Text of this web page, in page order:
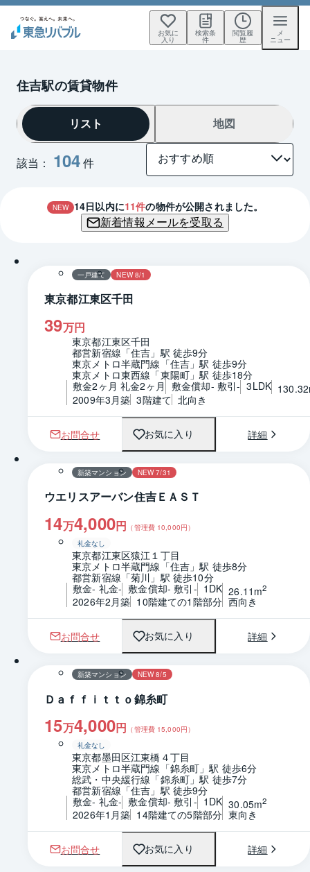
お気に
入り
検索条
件
閲覧履
歴
メ
ニュー
住吉駅の賃貸物件
該当： 104件
リスト 地図
NEW 14日以内に11件の物件が公開されました。
新着情報メールを受取る
一戸建て NEW 8/1
東京都江東区千田
39万円
東京都江東区千田
都営新宿線「住吉」駅 徒歩9分
東京メトロ半蔵門線「住吉」駅 徒歩9分
東京メトロ東西線「東陽町」駅 徒歩18分
敷金2ヶ月 礼金2ヶ月 敷金償却- 敷引- 3LDK
2009年3月築 3階建て 北向き
お問合せ お気に入り 詳細
1 / 0 間取り
新築マンション NEW 7/31
ウエリスアーバン住吉ＥＡＳＴ
14万4,000円 （管理費 10,000円）
礼金なし
東京都江東区猿江１丁目
東京メトロ半蔵門線「住吉」駅 徒歩8分
都営新宿線「菊川」駅 徒歩10分
敷金- 礼金- 敷金償却- 敷引- 1DK 26.11m2
2026年2月築 10階建ての1階部分 西向き
お問合せ お気に入り 詳細
1 / 0 間取り
新築マンション NEW 8/5
Ｄａｆｆｉｔｔｏ錦糸町
15万4,000円 （管理費 15,000円）
礼金なし
東京都墨田区江東橋４丁目
東京メトロ半蔵門線「錦糸町」駅 徒歩6分
総武・中央緩行線「錦糸町」駅 徒歩7分
都営新宿線「住吉」駅 徒歩9分
敷金- 礼金- 敷金償却- 敷引- 1DK 30.05m2
2026年1月築 14階建ての5階部分 東向き
お問合せ お気に入り 詳細
1 / 0 間取り